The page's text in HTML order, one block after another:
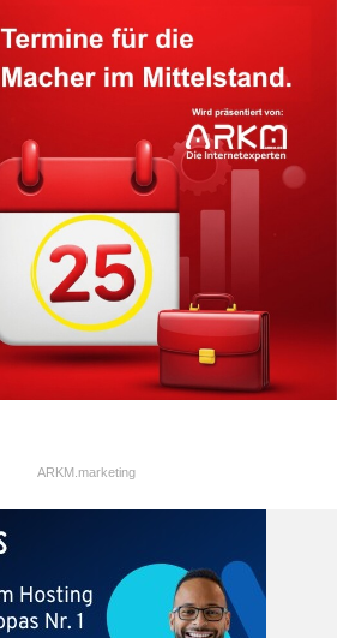
– Quelle: GoldSilberShop.de GmbH
2013 unmittelbar nach erfolgter
in Zyern stammt das vielsagende Zitat
Wolfgang Schäuble: „Bankeinlagen
Sache, daher macht man es am
ARKM.marketing